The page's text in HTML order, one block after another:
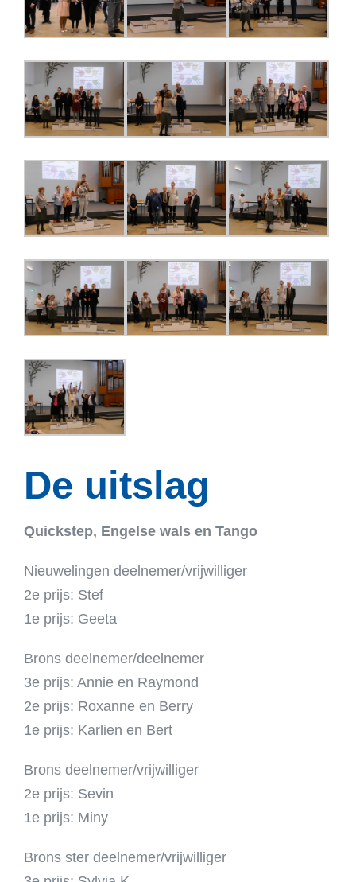
De uitslag
Quickstep, Engelse wals en Tango
Nieuwelingen deelnemer/vrijwilliger
2e prijs: Stef
1e prijs: Geeta
Brons deelnemer/deelnemer
3e prijs: Annie en Raymond
2e prijs: Roxanne en Berry
1e prijs: Karlien en Bert
Brons deelnemer/vrijwilliger
2e prijs: Sevin
1e prijs: Miny
Brons ster deelnemer/vrijwilliger